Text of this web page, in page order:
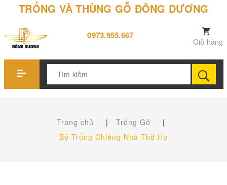
TRỐNG VÀ THÙNG GỖ ĐÔNG DƯƠNG
0973.955.667
Giỏ hàng
Trang chủ | Trống Gỗ
|
Bộ Trống Chiêng Nhà Thờ Họ